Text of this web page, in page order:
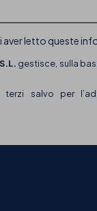
aver letto queste
gestisce, sulla
salvo per